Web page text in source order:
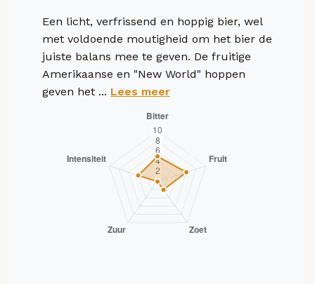
Een licht, verfrissend en hoppig bier, wel
met voldoende moutigheid om het bier de
juiste balans mee te geven. De fruitige
Amerikaanse en "New World" hoppen
geven het ... Lees meer